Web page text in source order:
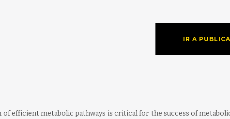
IR A
of efficient metabolic pathways is critical for the success of